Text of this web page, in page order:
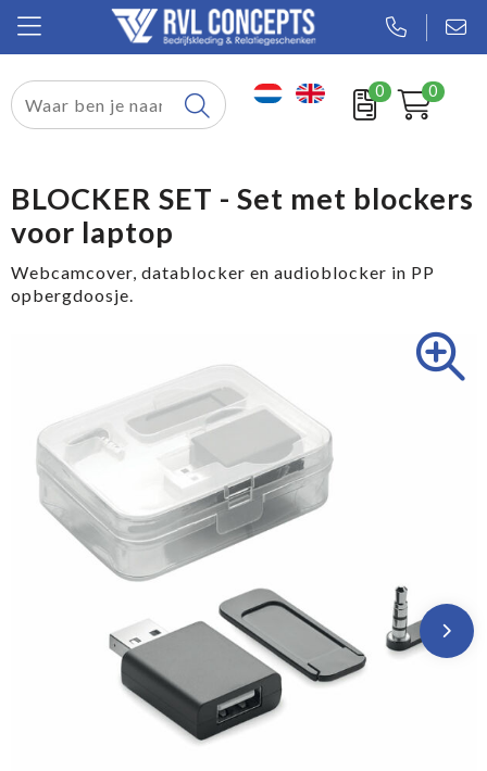
0 0
Relatiegeschenken
Tassen
Sport
BLOCKER SET - Set met blockers
voor laptop
Webcamcover, datablocker en audioblocker in PP
opbergdoosje.